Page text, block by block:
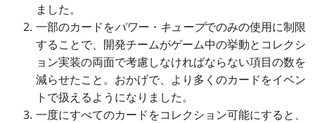
ました。
一部のカードをパワー・キューブでのみの使用に制限
することで、開発チームがゲーム中の挙動とコレクシ
ョン実装の両面で考慮しなければならない項目の数を
減らせたこと。おかげで、より多くのカードをイベン
トで扱えるようになりました。
一度にすべてのカードをコレクション可能にすると、